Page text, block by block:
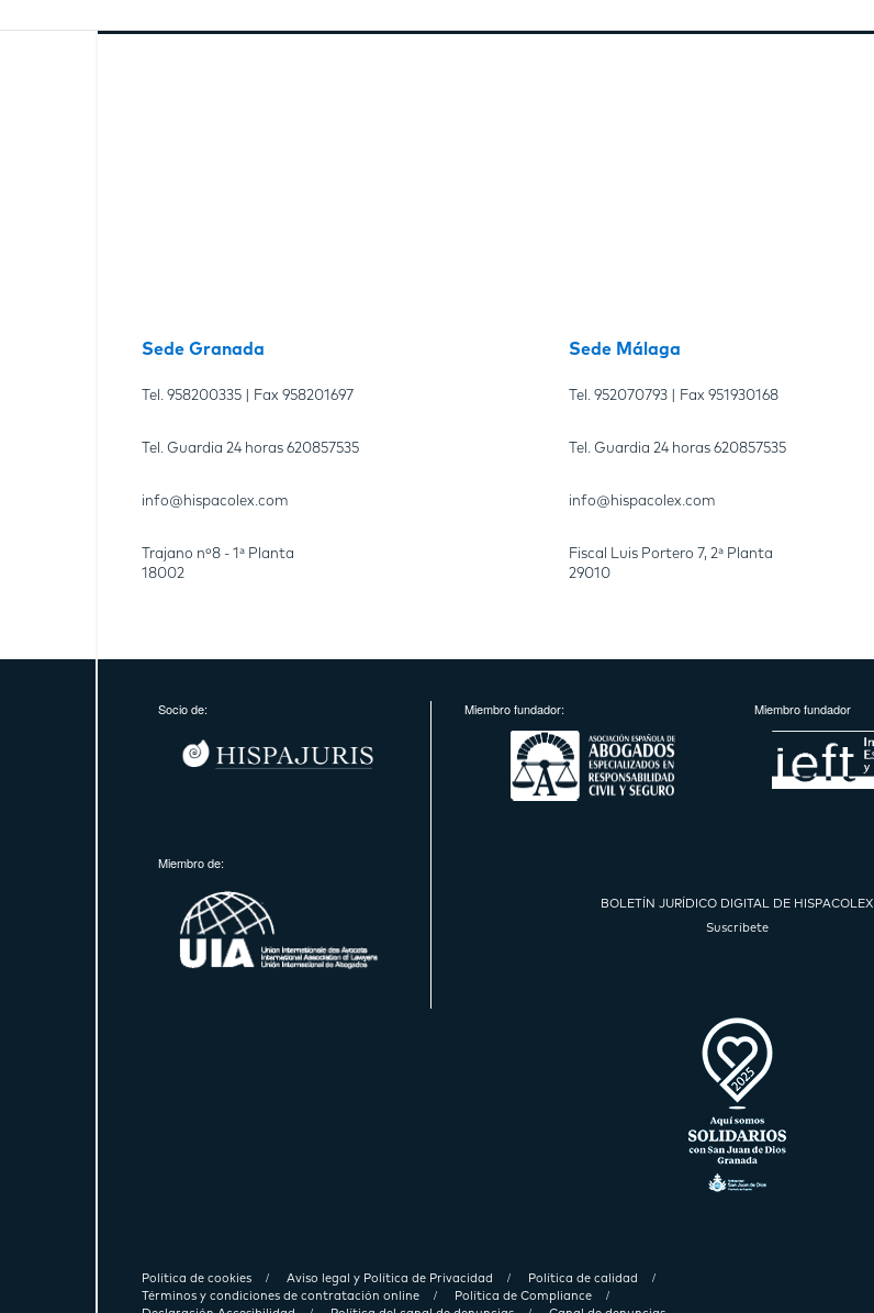
Sede Granada
Tel. 958200335 | Fax 958201697
Tel. Guardia 24 horas 620857535
info@hispacolex.com
Trajano nº8 - 1ª Planta
18002
Sede Málaga
Tel. 952070793| Fax 951930168
Tel. Guardia 24 horas 620857535
info@hispacolex.com
Fiscal Luis Portero 7, 2ª Planta
29010
Socio de:
Miembro de:
Miembro fundador: Miembro fundador
BOLETÍN JURÍDICO DIGITAL DE HISPACOLEX
Suscríbete
Política de cookies Aviso legal y Política de Privacidad
Política de calidad
Términos y condiciones de contratación online
Política de Compliance